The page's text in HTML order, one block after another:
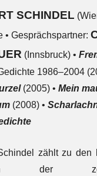
SCHINDEL
• Gesprächspartner:
(Innsbruck) •
1986–2004
(2005) • Mein
(2008) •
zählt zu den
der